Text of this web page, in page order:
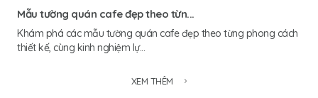
Mẫu tường quán cafe đẹp theo từn...
Khám phá các mẫu tường quán cafe đẹp theo từng phong cách
thiết kế, cùng kinh nghiệm lự...
XEM THÊM